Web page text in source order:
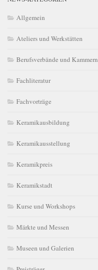
Allgemein
Ateliers und Werkstätten
Berufsverbände und Kammern
Fachliteratur
Fachvorträge
Keramikausbildung
Keramikausstellung
Keramikpreis
Keramikstadt
Kurse und Workshops
Märkte und Messen
Museen und Galerien